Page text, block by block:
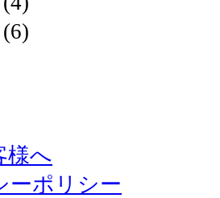
(6)
様へ
ーポリシー